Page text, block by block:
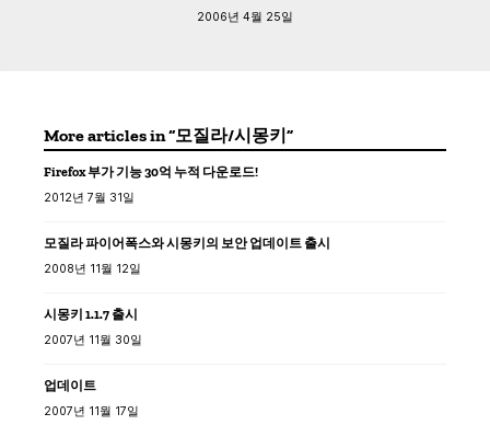
2006년 4월 25일
More articles in “모질라/시몽키”
Firefox 부가 기능 30억 누적 다운로드!
2012년 7월 31일
모질라 파이어폭스와 시몽키의 보안 업데이트 출시
2008년 11월 12일
시몽키 1.1.7 출시
2007년 11월 30일
업데이트
2007년 11월 17일